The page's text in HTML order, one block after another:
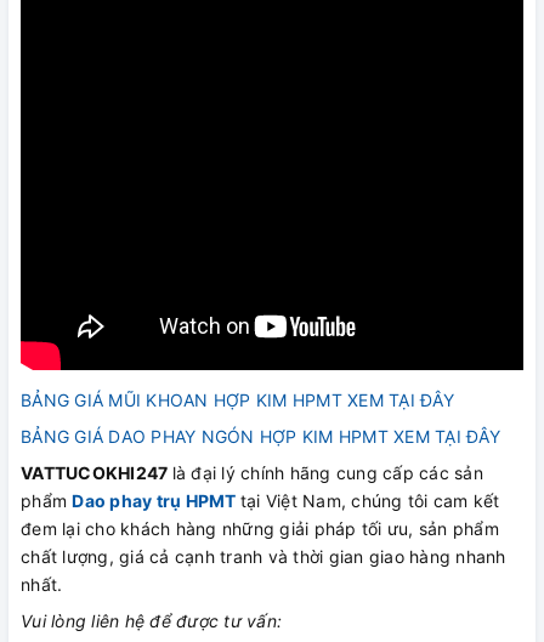
BẢNG GIÁ MŨI KHOAN HỢP KIM HPMT XEM TẠI ĐÂY
BẢNG GIÁ DAO PHAY NGÓN HỢP KIM HPMT XEM TẠI ĐÂY
VATTUCOKHI247 là đại lý chính hãng cung cấp các sản
phẩmDao phay trụ HPMT tại Việt Nam, chúng tôi cam kết
đem lại cho khách hàng những giải pháp tối ưu, sản phẩm
chất lượng, giá cả cạnh tranh và thời gian giao hàng nhanh
nhất.
Vui lòng liên hệ để được tư vấn: